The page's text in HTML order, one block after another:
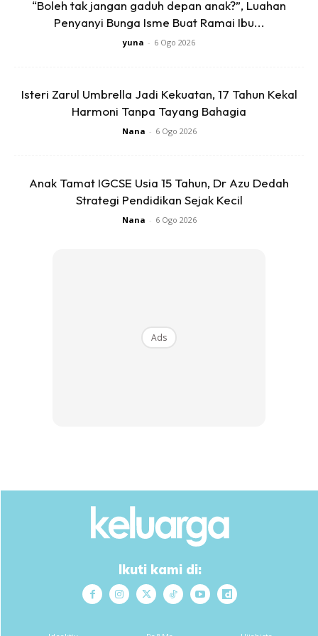
apa yg dipelajarinya sepanjang std 4 n 5. (Jika masih
belum menguasai, manfaatkan cuti Nov Dec utk
“Boleh tak jangan gaduh depan anak?”, Luahan
Penyanyi Bunga Isme Buat Ramai Ibu...
yuna - 6 Ogo 2026
Isteri Zarul Umbrella Jadi Kekuatan, 17 Tahun Kekal
Harmoni Tanpa Tayang Bahagia
Nana - 6 Ogo 2026
Anak Tamat IGCSE Usia 15 Tahun, Dr Azu Dedah
Strategi Pendidikan Sejak Kecil
Nana - 6 Ogo 2026
Ads
Ikuti kami di: